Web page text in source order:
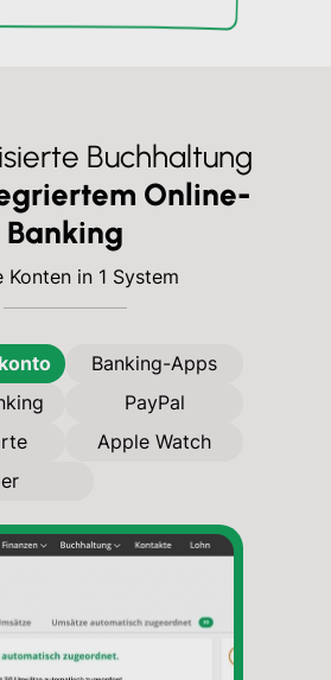
Buchhaltung
Online-
Banking
Konten in 1 System
Banking-Apps
PayPal
Apple Watch